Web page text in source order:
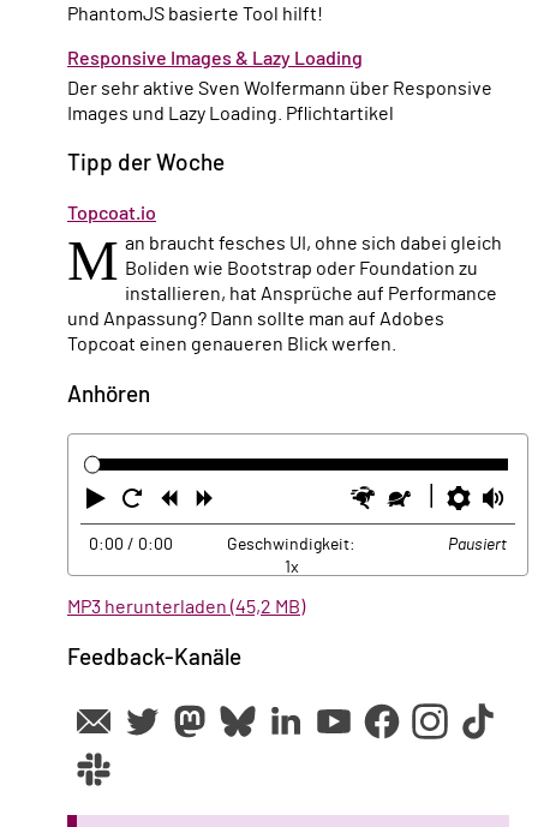
PhantomJS basierte Tool hilft!
Responsive Images & Lazy Loading
Der sehr aktive Sven Wolfermann über Responsive
Images und Lazy Loading. Pflichtartikel
Tipp der Woche
Topcoat.io
M an braucht fesches UI, ohne sich dabei gleich
Boliden wie Bootstrap oder Foundation zu
installieren, hat Ansprüche auf Performance
und Anpassung? Dann sollte man auf Adobes
Topcoat einen genaueren Blick werfen.
Anhören
Abspielen
Neustart
Zurück Schneller
Langsamer
0:00 / 0:00
Geschwindigkeit:
1x
Pausiert
MP3 herunterladen (45,2 MB)
Feedback-Kanäle